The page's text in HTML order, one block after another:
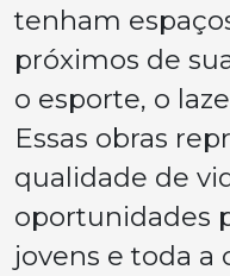
tenham
próximos de
o esporte, o
Essas obras
qualidade de
oportunidades
jovens e toda a